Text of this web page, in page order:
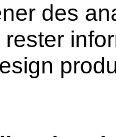
des
rester